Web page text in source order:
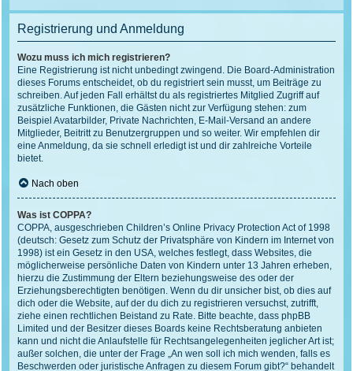
Registrierung und Anmeldung
Wozu muss ich mich registrieren?
Eine Registrierung ist nicht unbedingt zwingend. Die Board-Administration
dieses Forums entscheidet, ob du registriert sein musst, um Beiträge zu
schreiben. Auf jeden Fall erhältst du als registriertes Mitglied Zugriff auf
zusätzliche Funktionen, die Gästen nicht zur Verfügung stehen: zum
Beispiel Avatarbilder, Private Nachrichten, E-Mail-Versand an andere
Mitglieder, Beitritt zu Benutzergruppen und so weiter. Wir empfehlen dir
eine Anmeldung, da sie schnell erledigt ist und dir zahlreiche Vorteile
bietet.
Nach oben
Was ist COPPA?
COPPA, ausgeschrieben Children’s Online Privacy Protection Act of 1998
(deutsch: Gesetz zum Schutz der Privatsphäre von Kindern im Internet von
1998) ist ein Gesetz in den USA, welches festlegt, dass Websites, die
möglicherweise persönliche Daten von Kindern unter 13 Jahren erheben,
hierzu die Zustimmung der Eltern beziehungsweise des oder der
Erziehungsberechtigten benötigen. Wenn du dir unsicher bist, ob dies auf
dich oder die Website, auf der du dich zu registrieren versuchst, zutrifft,
ziehe einen rechtlichen Beistand zu Rate. Bitte beachte, dass phpBB
Limited und der Besitzer dieses Boards keine Rechtsberatung anbieten
kann und nicht die Anlaufstelle für Rechtsangelegenheiten jeglicher Art ist;
außer solchen, die unter der Frage „An wen soll ich mich wenden, falls es
Beschwerden oder juristische Anfragen zu diesem Forum gibt?“ behandelt